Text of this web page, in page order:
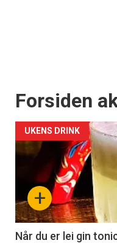
Forsiden
+
UKENS DRINK
Når du er lei gin